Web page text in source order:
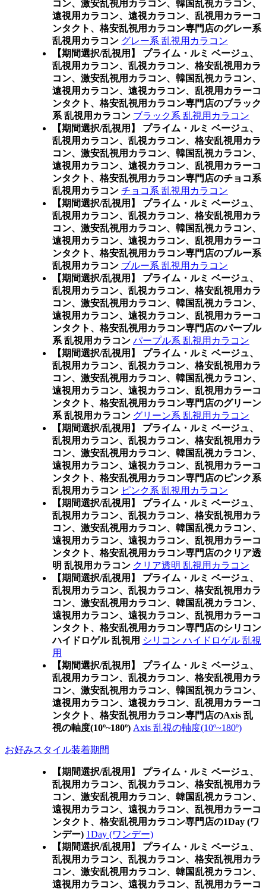
コン、激安乱視用カラコン、韓国乱視カラコン、
遠視用カラコン、遠視カラコン、乱視用カラーコ
ンタクト、格安乱視用カラコン専門店のグレー系
乱視用カラコン グレー系 乱視用カラコン
【期間選択/乱視用】 プライム・ルミ ベージュ、
乱視用カラコン、乱視カラコン、格安乱視用カラ
コン、激安乱視用カラコン、韓国乱視カラコン、
遠視用カラコン、遠視カラコン、乱視用カラーコ
ンタクト、格安乱視用カラコン専門店のブラック
系 乱視用カラコン ブラック系 乱視用カラコン
【期間選択/乱視用】 プライム・ルミ ベージュ、
乱視用カラコン、乱視カラコン、格安乱視用カラ
コン、激安乱視用カラコン、韓国乱視カラコン、
遠視用カラコン、遠視カラコン、乱視用カラーコ
ンタクト、格安乱視用カラコン専門店のチョコ系
乱視用カラコン チョコ系 乱視用カラコン
【期間選択/乱視用】 プライム・ルミ ベージュ、
乱視用カラコン、乱視カラコン、格安乱視用カラ
コン、激安乱視用カラコン、韓国乱視カラコン、
遠視用カラコン、遠視カラコン、乱視用カラーコ
ンタクト、格安乱視用カラコン専門店のブルー系
乱視用カラコン ブルー系 乱視用カラコン
【期間選択/乱視用】 プライム・ルミ ベージュ、
乱視用カラコン、乱視カラコン、格安乱視用カラ
コン、激安乱視用カラコン、韓国乱視カラコン、
遠視用カラコン、遠視カラコン、乱視用カラーコ
ンタクト、格安乱視用カラコン専門店のパープル
系 乱視用カラコン パープル系 乱視用カラコン
【期間選択/乱視用】 プライム・ルミ ベージュ、
乱視用カラコン、乱視カラコン、格安乱視用カラ
コン、激安乱視用カラコン、韓国乱視カラコン、
遠視用カラコン、遠視カラコン、乱視用カラーコ
ンタクト、格安乱視用カラコン専門店のグリーン
系 乱視用カラコン グリーン系 乱視用カラコン
【期間選択/乱視用】 プライム・ルミ ベージュ、
乱視用カラコン、乱視カラコン、格安乱視用カラ
コン、激安乱視用カラコン、韓国乱視カラコン、
遠視用カラコン、遠視カラコン、乱視用カラーコ
ンタクト、格安乱視用カラコン専門店のピンク系
乱視用カラコン ピンク系 乱視用カラコン
【期間選択/乱視用】 プライム・ルミ ベージュ、
乱視用カラコン、乱視カラコン、格安乱視用カラ
コン、激安乱視用カラコン、韓国乱視カラコン、
遠視用カラコン、遠視カラコン、乱視用カラーコ
ンタクト、格安乱視用カラコン専門店のクリア透
明 乱視用カラコン クリア透明 乱視用カラコン
【期間選択/乱視用】 プライム・ルミ ベージュ、
乱視用カラコン、乱視カラコン、格安乱視用カラ
コン、激安乱視用カラコン、韓国乱視カラコン、
遠視用カラコン、遠視カラコン、乱視用カラーコ
ンタクト、格安乱視用カラコン専門店のシリコン
ハイドロゲル 乱視用 シリコン ハイドロゲル 乱視
用
【期間選択/乱視用】 プライム・ルミ ベージュ、
乱視用カラコン、乱視カラコン、格安乱視用カラ
コン、激安乱視用カラコン、韓国乱視カラコン、
遠視用カラコン、遠視カラコン、乱視用カラーコ
ンタクト、格安乱視用カラコン専門店のAxis 乱
視の軸度(10º~180º) Axis 乱視の軸度(10º~180º)
お好みスタイル装着期間
【期間選択/乱視用】 プライム・ルミ ベージュ、
乱視用カラコン、乱視カラコン、格安乱視用カラ
コン、激安乱視用カラコン、韓国乱視カラコン、
遠視用カラコン、遠視カラコン、乱視用カラーコ
ンタクト、格安乱視用カラコン専門店の1Day (ワ
ンデー) 1Day (ワンデー)
【期間選択/乱視用】 プライム・ルミ ベージュ、
乱視用カラコン、乱視カラコン、格安乱視用カラ
コン、激安乱視用カラコン、韓国乱視カラコン、
遠視用カラコン、遠視カラコン、乱視用カラーコ